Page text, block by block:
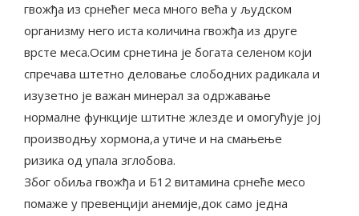
гвожђа из срнећег меса много већа у људском
организму него иста количина гвожђа из друге
врсте меса.Осим срнетина је богата селеном који
спречава штетно деловање слободних радикала и
изузетно је важан минерал за одржавање
нормалне функције штитне жлезде и омогућује јој
производњу хормона,а утиче и на смањење
ризика од упала зглобова.
Због обиља гвожђа и Б12 витамина срнеће месо
помаже у превенцији анемије,док само једна